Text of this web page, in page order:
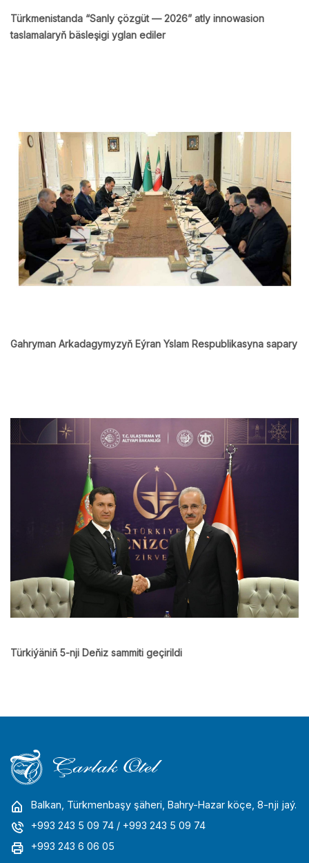
Türkmenistanda “Sanly çözgüt — 2026” atly innowasion
taslamalaryň bäsleşigi yglan ediler
Gahryman Arkadagymyzyň Eýran Yslam Respublikasyna sapary
Türkiýäniň 5-nji Deňiz sammiti geçirildi
Balkan, Türkmenbaşy şäheri, Bahry-Hazar köçe, 8-nji jaý.
+993 243 5 09 74 / +993 243 5 09 74
+993 243 6 06 05